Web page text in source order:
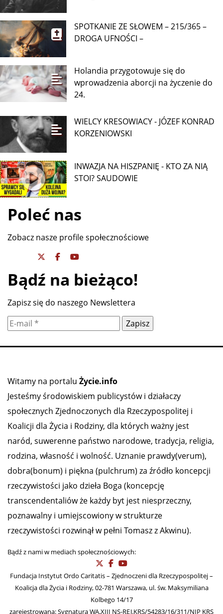
SPOTKANIE ZE SŁOWEM – 215/365 –
DROGA UFNOŚCI –
Holandia przygotowuje się do
wprowadzenia aborcji na życzenie do
24.
WIELCY KRESOWIACY - JÓZEF KONRAD
KORZENIOWSKI
INWAZJA NA HISZPANIĘ - KTO ZA NIĄ
STOI? SAUDOWIE
Poleć nas
Zobacz nasze profile społecznościowe
Bądź na bieżąco!
Zapisz się do naszego Newslettera
Witamy na portalu Życie.info
Jesteśmy środowiskiem publicystów i działaczy
społecznych Zjednoczonych dla Rzeczypospolitej i
Koalicji dla Życia i Rodziny, dla których ważny jest
naród, suwerenne państwo narodowe, tradycja, religia,
rodzina, własność i wolność. Uznanie prawdy(verum),
dobra(bonum) i piękna (pulchrum) za źródło koncepcji
rzeczywistości jako dzieła Boga (koncepcję
transcendentaliów że każdy byt jest niesprzeczny,
poznawalny i umiejscowiony w strukturze
rzeczywistości rozwinął w pełni Tomasz z Akwinu).
Bądź z nami w mediach społecznościowych:
Fundacja Instytut Ordo Caritatis – Zjednoczeni dla Rzeczypospolitej –
Koalicja dla Życia i Rodziny, 02-781 Warszawa, ul. św. Maksymiliana
Kolbego 14/17
zarejestrowana: Sygnatura WA.XIII NS-REJ.KRS/54283/16/311/NIP KRS